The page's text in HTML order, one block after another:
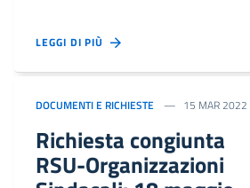
LEGGI DI PIÙ
DOCUMENTI E RICHIESTE 15 MAR 2022
Richiesta congiunta
RSU-Organizzazioni